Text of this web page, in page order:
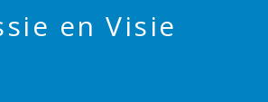
en Visie